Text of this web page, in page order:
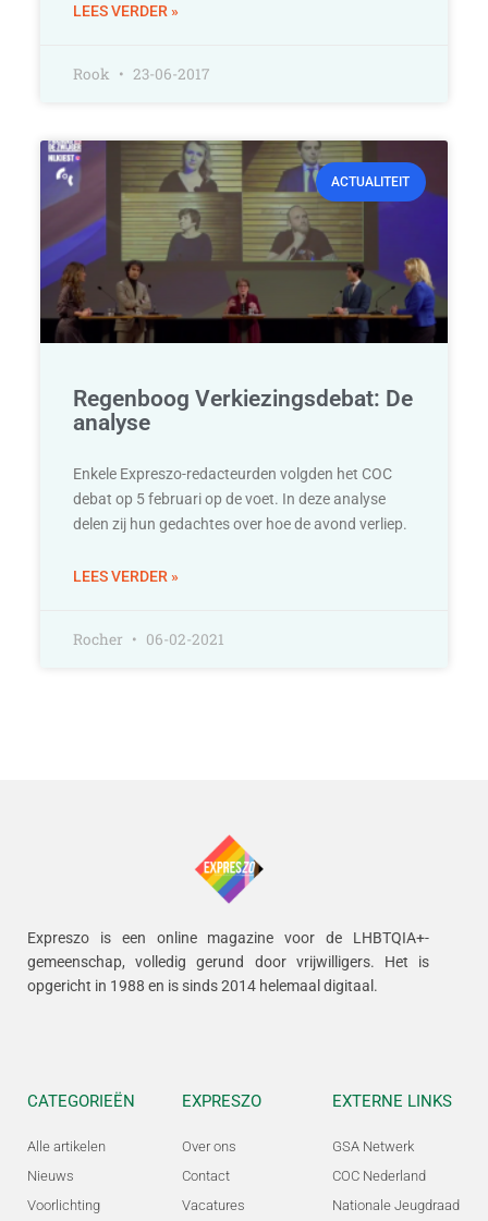
LEES VERDER »
Rook 23-06-2017
ACTUALITEIT
Regenboog Verkiezingsdebat: De
analyse
Enkele Expreszo-redacteurden volgden het COC
debat op 5 februari op de voet. In deze analyse
delen zij hun gedachtes over hoe de avond verliep.
LEES VERDER »
Rocher 06-02-2021
Expreszo is een online magazine voor de LHBTQIA+-
gemeenschap, volledig gerund door vrijwilligers. Het is
opgericht in 1988 en is sinds 2014 helemaal digitaal.
CATEGORIEËN
Alle artikelen
Nieuws
Voorlichting
EXPRESZO
Over ons
Contact
Vacatures
EXTERNE LINKS
GSA Netwerk
COC Nederland
Nationale Jeugdraad